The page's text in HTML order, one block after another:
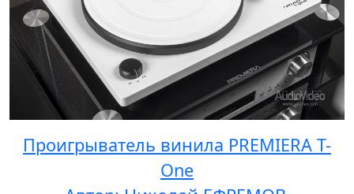
Проигрыватель винила PREMIERA T-
One